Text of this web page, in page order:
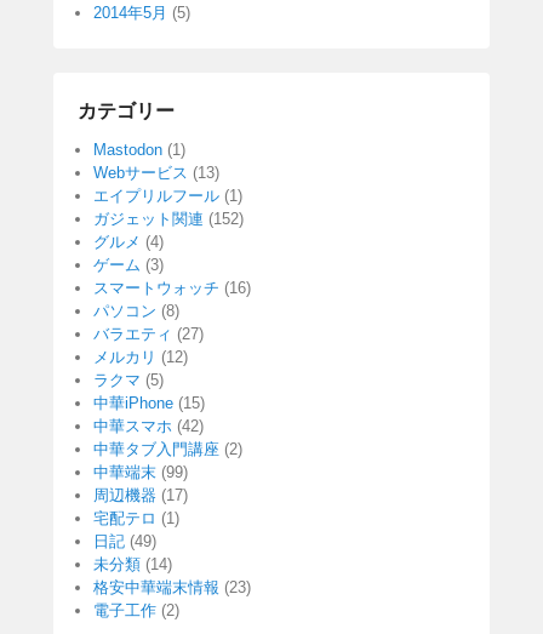
2014年5月 (5)
カテゴリー
Mastodon (1)
Webサービス (13)
エイプリルフール (1)
ガジェット関連 (152)
グルメ (4)
ゲーム (3)
スマートウォッチ (16)
パソコン (8)
バラエティ (27)
メルカリ (12)
ラクマ (5)
中華iPhone (15)
中華スマホ (42)
中華タブ入門講座 (2)
中華端末 (99)
周辺機器 (17)
宅配テロ (1)
日記 (49)
未分類 (14)
格安中華端末情報 (23)
電子工作 (2)